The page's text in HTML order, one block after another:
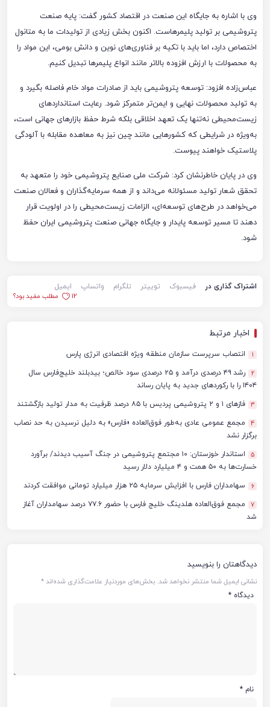
وی با اشاره به جایگاه این صنعت در اقتصاد کشور گفت: پایه صنعت
پتروشیمی بر تولید پلیمرهاست. اکنون بخش زیادی از تولیدات ما به متانول
اختصاص دارد، اما باید با تکیه بر فناوری‌های نوین و دانش بومی، این مواد را
به محصولات با ارزش افزوده بالاتر مانند انواع پلیمرها تبدیل کنیم.
عباس‌زاده افزود: توسعه پتروشیمی باید از صادرات مواد خام فاصله بگیرد و
به تولید محصولات نهایی و ایمن‌تر متمرکز شود. رعایت استانداردهای
زیست‌محیطی نه‌تنها یک تعهد اخلاقی بلکه شرط حفظ بازارهای جهانی است،
به‌ویژه در شرایطی که کشورهایی مانند چین نیز به معاهده مقابله با آلودگی
پلاستیک خواهند پیوست.
وی در پایان خاطرنشان کرد: شرکت ملی صنایع پتروشیمی خود را متعهد به
تحقق شعار تولید مسئولانه می‌داند و از همه سرمایه‌گذاران و فعالان صنعت
می‌خواهد در طرح‌های توسعه‌ای، الزامات زیست‌محیطی را در اولویت قرار
دهند تا مسیر توسعه پایدار و جایگاه جهانی صنعت پتروشیمی ایران حفظ
شود.
اشتراک گذاری در فیسبوک توییتر تلگرام واتساپ
ایمیل
12
مطلب مفید بود؟
اخبار مرتبط
1 انتصاب سرپرست سازمان منطقه ویژه اقتصادی انرژی پارس
2
رشد ۴۹ درصدی درآمد و ۲۵ درصدی سود خالص؛ بیدبلند خلیج‌فارس سال
۱۴۰۴ را با رکوردهای جدید به پایان رساند
3 فازهای ۱ و ۲ پتروشیمی پردیس با ۸۵ درصد ظرفیت به مدار تولید بازگشتند
4
مجمع عمومی عادی به‌طور فوق‌العاده «فارس» به دلیل نرسیدن به حد نصاب
برگزار نشد
5
استاندار خوزستان: ۱۰ مجتمع پتروشیمی در جنگ آسیب دیدند/ برآورد
خسارت‌ها به ۵۰ همت و ۴ میلیارد دلار رسید
6 سهامداران فارس با افزایش سرمایه ۲۵ هزار میلیارد تومانی موافقت کردند
7
مجمع فوق‌العاده هلدینگ خلیج فارس با حضور ۷۷.۶ درصد سهامداران آغاز
شد
دیدگاهتان را بنویسید
نشانی ایمیل شما منتشر نخواهد شد. بخش‌های موردنیاز علامت‌گذاری شده‌اند*
دیدگاه *
نام *